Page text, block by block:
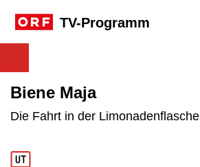
TV-Programm
Biene Maja
Die Fahrt in der Limonadenflasche